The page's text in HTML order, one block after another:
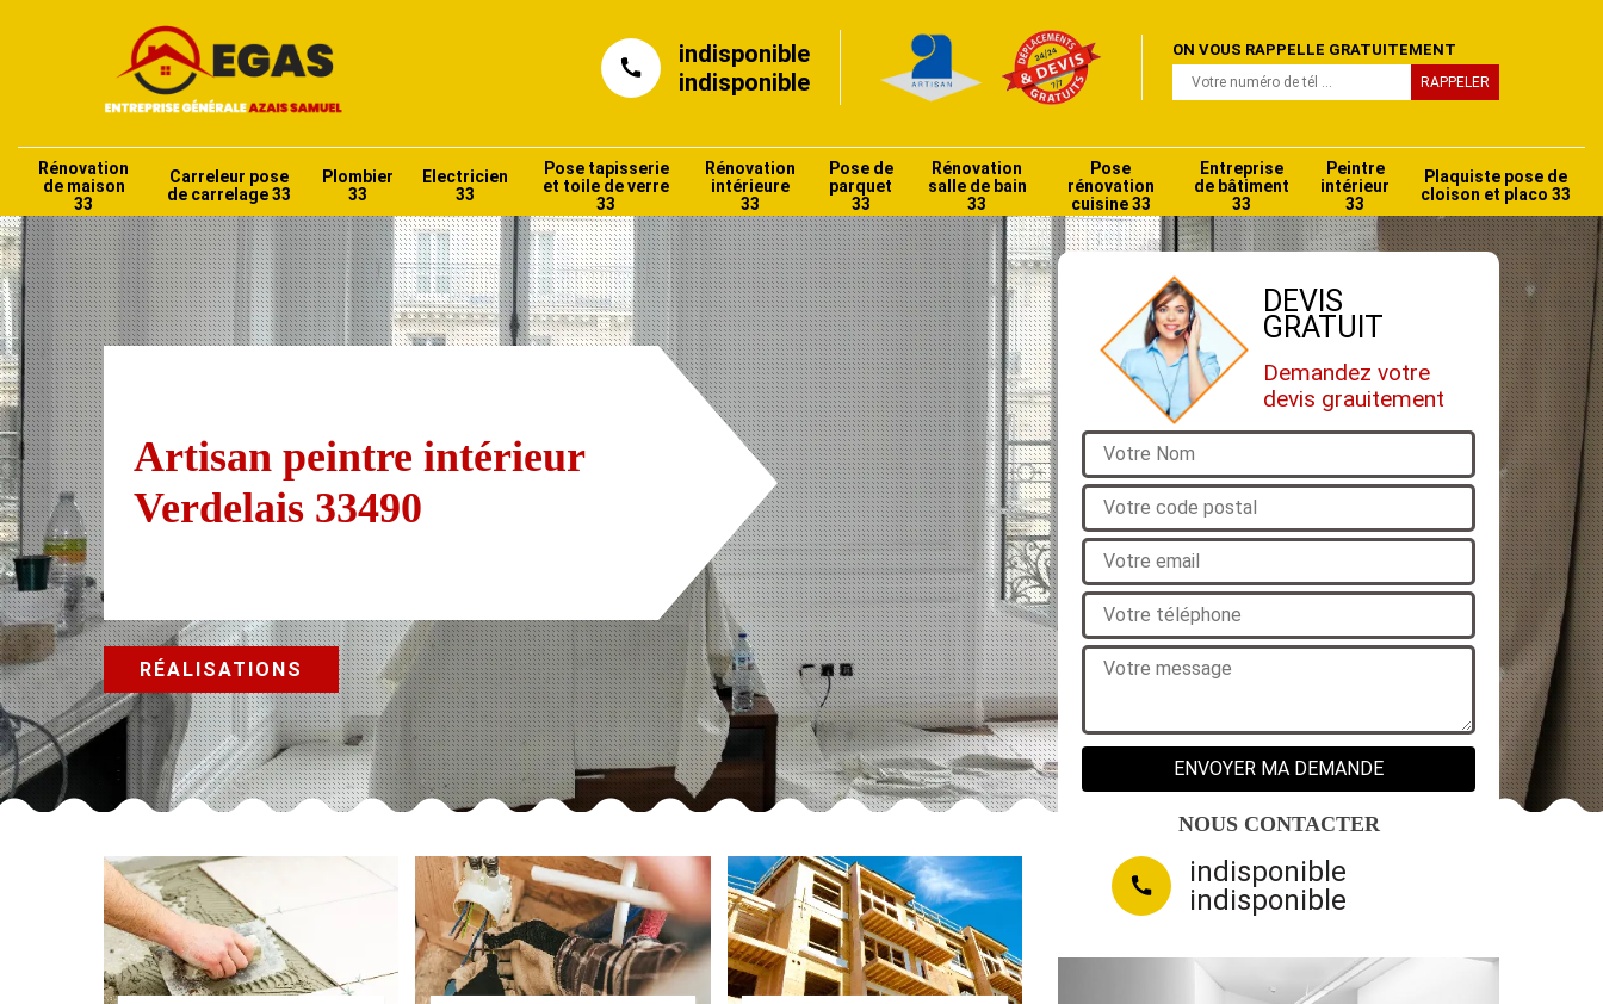
indisponible
indisponible
ON VOUS RAPPELLE GRATUITEMENT
Rénovation
de maison
33
Carreleur pose
de carrelage 33
Plombier
33
Electricien
33
Pose tapisserie
et toile de verre
33
Rénovation
intérieure
33
Pose de
parquet
33
Rénovation
salle de bain
33
Pose
rénovation
cuisine 33
Entreprise
de bâtiment
33
Peintre
intérieur
33
Plaquiste pose de
cloison et placo 33
Artisan peintre intérieur
Verdelais 33490
RÉALISATIONS
DEVIS
GRATUIT
Demandez votre
devis grauitement
NOUS CONTACTER
indisponible
indisponible